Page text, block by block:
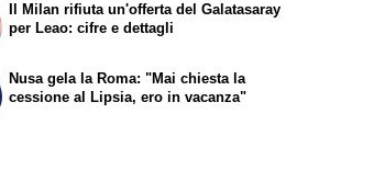
Il Milan rifiuta un'offerta del Galatasaray
per Leao: cifre e dettagli
Nusa gela la Roma: "Mai chiesta la
cessione al Lipsia, ero in vacanza"